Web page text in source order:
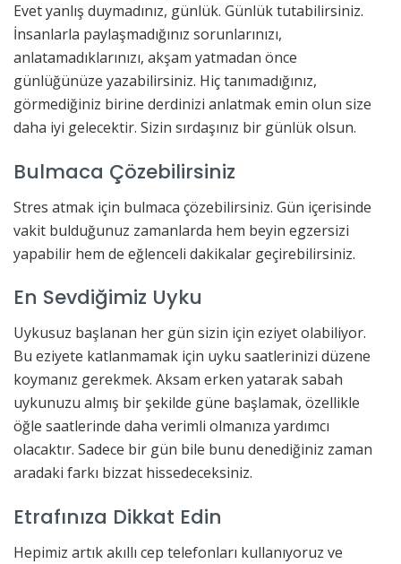
Evet yanlış duymadınız, günlük. Günlük tutabilirsiniz.
İnsanlarla paylaşmadığınız sorunlarınızı,
anlatamadıklarınızı, akşam yatmadan önce
günlüğünüze yazabilirsiniz. Hiç tanımadığınız,
görmediğiniz birine derdinizi anlatmak emin olun size
daha iyi gelecektir. Sizin sırdaşınız bir günlük olsun.
Bulmaca Çözebilirsiniz
Stres atmak için bulmaca çözebilirsiniz. Gün içerisinde
vakit bulduğunuz zamanlarda hem beyin egzersizi
yapabilir hem de eğlenceli dakikalar geçirebilirsiniz.
En Sevdiğimiz Uyku
Uykusuz başlanan her gün sizin için eziyet olabiliyor.
Bu eziyete katlanmamak için uyku saatlerinizi düzene
koymanız gerekmek. Aksam erken yatarak sabah
uykunuzu almış bir şekilde güne başlamak, özellikle
öğle saatlerinde daha verimli olmanıza yardımcı
olacaktır. Sadece bir gün bile bunu denediğiniz zaman
aradaki farkı bizzat hissedeceksiniz.
Etrafınıza Dikkat Edin
Hepimiz artık akıllı cep telefonları kullanıyoruz ve